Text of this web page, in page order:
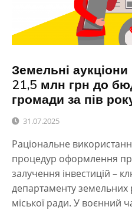
Земельні
21,5 млн грн до
громади за пів
31.07.2025
Раціональне
процедур оформлення
залучення інвестицій –
департаменту земельних
міської ради. У воєнний